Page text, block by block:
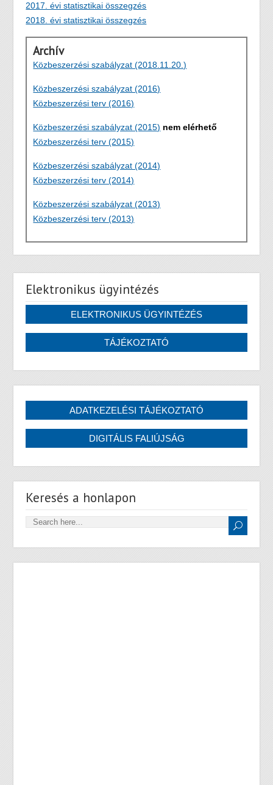
2017. évi statisztikai összegzés
2018. évi statisztikai összegzés
Archív
Közbeszerzési szabályzat (2018.11.20.)
Közbeszerzési szabályzat (2016)
Közbeszerzési terv (2016)
Közbeszerzési szabályzat (2015) nem elérhető
Közbeszerzési terv (2015)
Közbeszerzési szabályzat (2014)
Közbeszerzési terv (2014)
Közbeszerzési szabályzat (2013)
Közbeszerzési terv (2013)
Elektronikus ügyintézés
Keresés a honlapon